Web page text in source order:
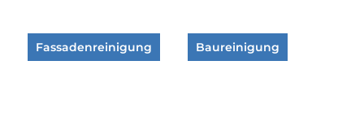
Fassadenreinigung Baureinigung